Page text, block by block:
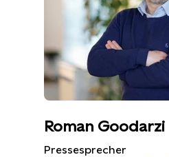
Roman Goodarzi
Pressesprecher